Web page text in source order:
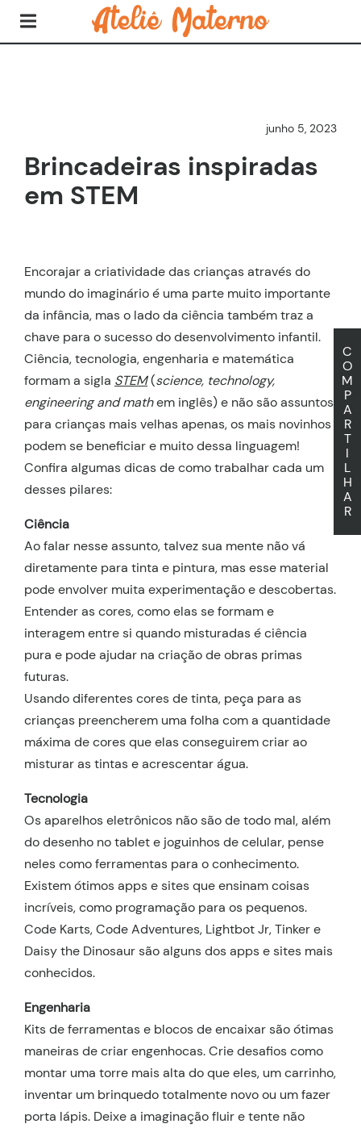
junho 5, 2023
Brincadeiras inspiradas
em STEM
C
O
M
P
A
R
T
I
L
H
A
R
Encorajar a criatividade das crianças através do
mundo do imaginário é uma parte muito importante
da infância, mas o lado da ciência também traz a
chave para o sucesso do desenvolvimento infantil.
Ciência, tecnologia, engenharia e matemática
formam a sigla STEM(science, technology,
engineering and mathem inglês) e não são assuntos
para crianças mais velhas apenas, os mais novinhos
podem se beneficiar e muito dessa linguagem!
Confira algumas dicas de como trabalhar cada um
desses pilares:
Ciência
Ao falar nesse assunto, talvez sua mente não vá
diretamente para tinta e pintura, mas esse material
pode envolver muita experimentação e descobertas.
Entender as cores, como elas se formam e
interagem entre si quando misturadas é ciência
pura e pode ajudar na criação de obras primas
futuras.
Usando diferentes cores de tinta, peça para as
crianças preencherem uma folha com a quantidade
máxima de cores que elas conseguirem criar ao
misturar as tintas e acrescentar água.
Tecnologia
Os aparelhos eletrônicos não são de todo mal, além
do desenho no tablet e joguinhos de celular, pense
neles como ferramentas para o conhecimento.
Existem ótimos apps e sites que ensinam coisas
incríveis, como programação para os pequenos.
Code Karts, Code Adventures, Lightbot Jr, Tinker e
Daisy the Dinosaur são alguns dos apps e sites mais
conhecidos.
Engenharia
Kits de ferramentas e blocos de encaixar são ótimas
maneiras de criar engenhocas. Crie desafios como
montar uma torre mais alta do que eles, um carrinho,
inventar um brinquedo totalmente novo ou um fazer
porta lápis. Deixe a imaginação fluir e tente não